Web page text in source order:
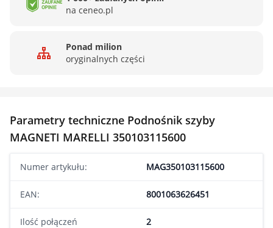
na ceneo.pl
Ponad milion
oryginalnych części
Parametry techniczne Podnośnik szyby
MAGNETI MARELLI 350103115600
Numer artykułu: MAG350103115600
EAN: 8001063626451
Ilość połączeń 2